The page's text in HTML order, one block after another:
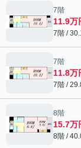
7階
11.9万
7階 /
7階
11.8万
7階 /
8階
15.7万
8階 /